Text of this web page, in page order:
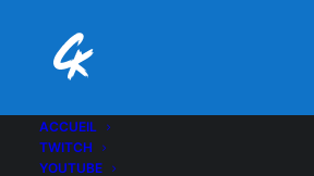
ACCUEIL
TWITCH
YOUTUBE